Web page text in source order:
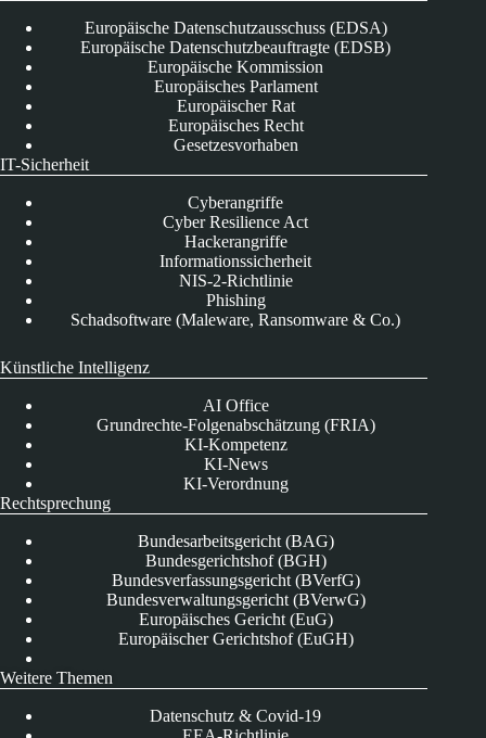
Europäische Datenschutzausschuss (EDSA)
Europäische Datenschutzbeauftragte (EDSB)
Europäische Kommission
Europäisches Parlament
Europäischer Rat
Europäisches Recht
Gesetzesvorhaben
IT-Sicherheit
Cyberangriffe
Cyber Resilience Act
Hackerangriffe
Informationssicherheit
NIS-2-Richtlinie
Phishing
Schadsoftware (Maleware, Ransomware & Co.)
Künstliche Intelligenz
AI Office
Grundrechte-Folgenabschätzung (FRIA)
KI-Kompetenz
KI-News
KI-Verordnung
Rechtsprechung
Bundesarbeitsgericht (BAG)
Bundesgerichtshof (BGH)
Bundesverfassungsgericht (BVerfG)
Bundesverwaltungsgericht (BVerwG)
Europäisches Gericht (EuG)
Europäischer Gerichtshof (EuGH)
Weitere Themen
Datenschutz & Covid-19